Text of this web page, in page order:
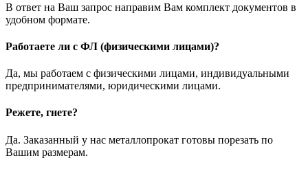
В ответ на Ваш запрос направим Вам комплект документов в
удобном формате.
Работаете ли с ФЛ (физическими лицами)?
Да, мы работаем с физическими лицами, индивидуальными
предпринимателями, юридическими лицами.
Режете, гнете?
Да. Заказанный у нас металлопрокат готовы порезать по
Вашим размерам.